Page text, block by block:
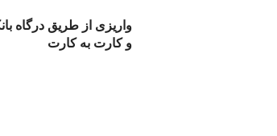
واریزی از طریق درگاه
و کارت به کارت